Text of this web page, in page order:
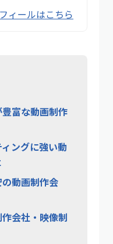
ィールはこちら
富な動画制作
ングに強い動
動画制作会
会社・映像制